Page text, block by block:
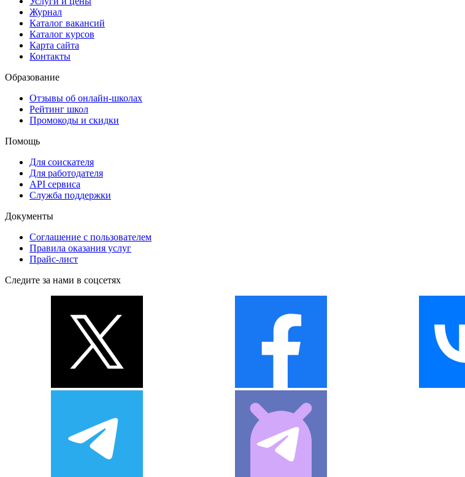
Журнал
Каталог вакансий
Каталог курсов
Карта сайта
Контакты
Образование
Отзывы об онлайн-школах
Рейтинг школ
Промокоды и скидки
Помощь
Для соискателя
Для работодателя
API сервиса
Служба поддержки
Документы
Соглашение с пользователем
Правила оказания услуг
Прайс-лист
Следите за нами в соцсетях